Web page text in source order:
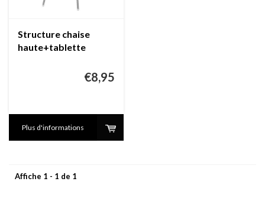
Structure chaise
haute+tablette
€8,95
Plus d'informations
Affiche 1 - 1 de 1